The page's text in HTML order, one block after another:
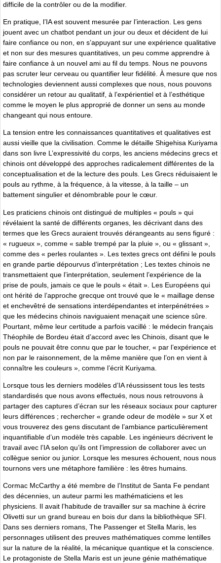
difficile de la contrôler ou de la modifier.
En pratique, l’IA est souvent mesurée par l’interaction. Les gens
jouent avec un chatbot pendant un jour ou deux et décident de lui
faire confiance ou non, en s’appuyant sur une expérience qualitative
et non sur des mesures quantitatives, un peu comme apprendre à
faire confiance à un nouvel ami au fil du temps. Nous ne pouvons
pas scruter leur cerveau ou quantifier leur fidélité. À mesure que nos
technologies deviennent aussi complexes que nous, nous pouvons
considérer un retour au qualitatif, à l’expérientiel et à l’esthétique
comme le moyen le plus approprié de donner un sens au monde
changeant qui nous entoure.
La tension entre les connaissances quantitatives et qualitatives est
aussi vieille que la civilisation. Comme le détaille Shigehisa Kuriyama
dans son livre L’expressivité du corps, les anciens médecins grecs et
chinois ont développé des approches radicalement différentes de la
conceptualisation et de la lecture des pouls. Les Grecs réduisaient le
pouls au rythme, à la fréquence, à la vitesse, à la taille – un
battement singulier et dénombrable pour le cœur.
Les praticiens chinois ont distingué de multiples « pouls » qui
révélaient la santé de différents organes, les décrivant dans des
termes que les Grecs auraient trouvés dérangeants au sens figuré :
« rugueux », comme « sable trempé par la pluie », ou « glissant »,
comme des « perles roulantes ». Les textes grecs ont défini le pouls
en grande partie dépourvus d’interprétation ; Les textes chinois ne
transmettaient que l’interprétation, seulement l’expérience de la
prise de pouls, jamais ce que le pouls « était ». Les Européens qui
ont hérité de l’approche grecque ont trouvé que le « maillage dense
et enchevêtré de sensations interdépendantes et interpénétrées »
que les médecins chinois naviguaient menaçait une science sûre.
Pourtant, même leur certitude a parfois vacillé : le médecin français
Théophile de Bordeu était d’accord avec les Chinois, disant que le
pouls ne pouvait être connu que par le toucher, « par l’expérience et
non par le raisonnement, de la même manière que l’on en vient à
connaître les couleurs », comme l’écrit Kuriyama.
Lorsque tous les derniers modèles d’IA réussissent tous les tests
standardisés que nous avons effectués, nous nous retrouvons à
partager des captures d’écran sur les réseaux sociaux pour capturer
leurs différences ; rechercher « grande odeur de modèle » sur X et
vous trouverez des gens discutant de l’ambiance particulièrement
inquantifiable d’un modèle très capable. Les ingénieurs décrivent le
travail avec l’IA selon qu’ils ont l’impression de collaborer avec un
collègue senior ou junior. Lorsque les mesures échouent, nous nous
tournons vers une métaphore familière : les êtres humains.
Cormac McCarthy a été membre de l’Institut de Santa Fe pendant
des décennies, un auteur parmi les mathématiciens et les
physiciens. Il avait l’habitude de travailler sur sa machine à écrire
Olivetti sur un grand bureau en bois dur dans la bibliothèque SFI.
Dans ses derniers romans, The Passenger et Stella Maris, les
personnages utilisent des preuves mathématiques comme lentilles
sur la nature de la réalité, la mécanique quantique et la conscience.
Le protagoniste de Stella Maris est un jeune génie mathématique